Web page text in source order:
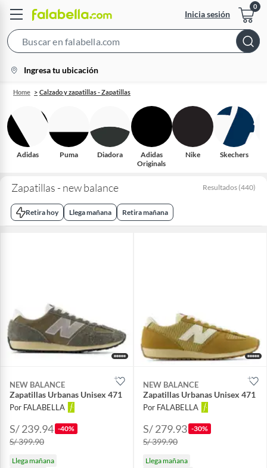
Inicia sesión
Bar
location-
icon
Ingresa tu ubicación
Home Calzado y zapatillas - Zapatillas
Adidas Puma Diadora
Adidas
Originals
Nike Skechers
Zapatillas - new balance Resultados (440)
Retira hoy Llega mañana Retira mañana
NEW BALANCE
Zapatillas Urbanas Unisex 471
Por FALABELLA
S/ 239.94 -40%
S/ 399.90
Llega mañana
NEW BALANCE
Zapatillas Urbanas Unisex 471
Por FALABELLA
S/ 279.93 -30%
S/ 399.90
Llega mañana